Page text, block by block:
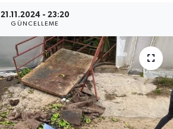
21.11.2024 - 23:20
GÜNCELLEME